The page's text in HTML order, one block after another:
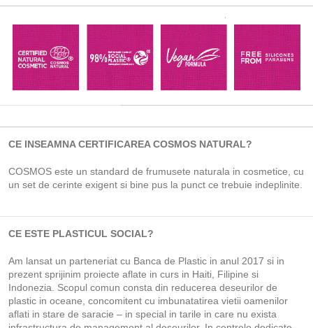
CE INSEAMNA CERTIFICAREA COSMOS NATURAL?
COSMOS este un standard de frumusete naturala in cosmetice, cu
un set de cerinte exigent si bine pus la punct ce trebuie indeplinite.
CE ESTE PLASTICUL SOCIAL?
Am lansat un parteneriat cu Banca de Plastic in anul 2017 si in
prezent sprijinim proiecte aflate in curs in Haiti, Filipine si
Indonezia. Scopul comun consta din reducerea deseurilor de
plastic in oceane, concomitent cu imbunatatirea vietii oamenilor
aflati in stare de saracie – in special in tarile in care nu exista